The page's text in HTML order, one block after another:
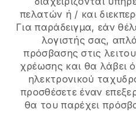
πελατών ή / και
Για παράδειγμα, εάν
λογιστής σας,
πρόσβασης στις
χρέωσης και θα λάβει
ηλεκτρονικού
προσθέσετε έναν
θα του παρέχει